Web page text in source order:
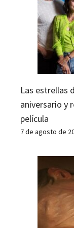
Las estrellas
aniversario y
película
7 de agosto de